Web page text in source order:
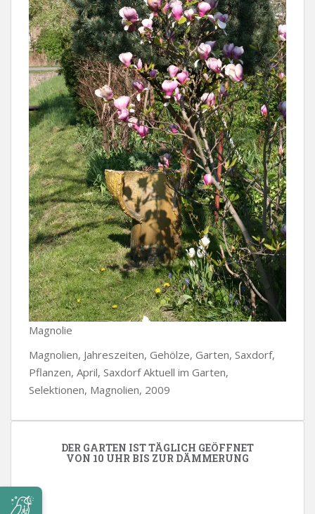
Magnolie
Magnolien, Jahreszeiten, Gehölze, Garten, Saxdorf,
Pflanzen, April, Saxdorf Aktuell im Garten,
Selektionen, Magnolien, 2009
DER GARTEN IST TÄGLICH GEÖFFNET
VON 10 UHR BIS ZUR DÄMMERUNG